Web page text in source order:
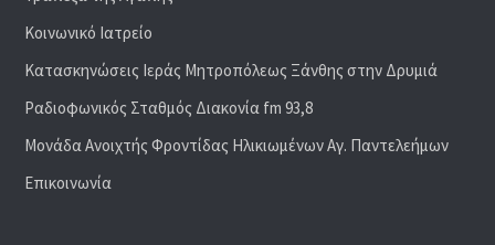
Κοινωνικό Ιατρείο
Κατασκηνώσεις Ιεράς Μητροπόλεως Ξάνθης στην Δρυμιά
Ραδιoφωνικός Σταθμός Διακονία fm 93,8
Μονάδα Ανοιχτής Φροντίδας Ηλικιωμένων Αγ. Παντελεήμων
Επικοινωνία